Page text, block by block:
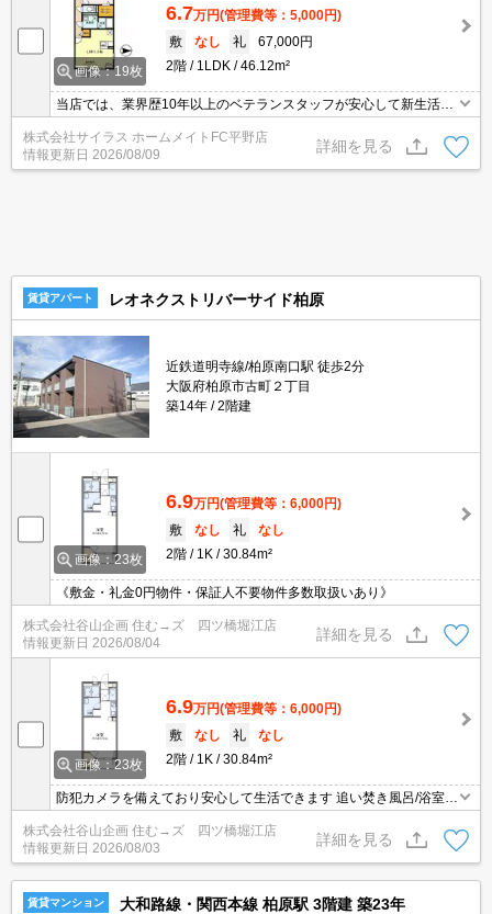
画像：19枚
6.7万円(管理費等：5,000円)
敷
なし 礼
67,000円
2階
1LDK 46.12m²
当店では、業界歴10年以上のベテランスタッフが安心して新生活を
送って頂けますよう精一杯のサポートを致します。当店は、初期費
用のクレジット決済が可能です。ご利用の際はスタッフまでお申し
付け下さいませ。お客様のご来店心よりお待ちしております。
株式会社サイラス ホームメイトFC平野店
情報更新日 2026/08/09
詳細を見る
賃貸アパート レオネクストリバーサイド柏原
近鉄道明寺線/柏原南口駅 徒歩2分
大阪府柏原市古町２丁目
築14年
2階建
画像：23枚
6.9万円(管理費等：6,000円)
敷
なし 礼
なし
2階
1K 30.84m²
《敷金・礼金0円物件・保証人不要物件多数取扱いあり》
株式会社谷山企画 住む→ズ 四ツ橋堀江店
情報更新日 2026/08/04
詳細を見る
画像：23枚
6.9万円(管理費等：6,000円)
敷
なし 礼
なし
2階
1K 30.84m²
防犯カメラを備えており安心して生活できます 追い焚き風呂/浴室乾
燥/バス・トイレ別で設備も充実の嬉しい物件となっています。お部
屋探しなら株式会社谷山企画にお任せください。素敵な1Kタイプの
過ごしやすい物件です。近鉄道明寺線 柏原南口駅/近鉄大阪線 安堂
駅と2駅アクセス可能な物件です。
株式会社谷山企画 住む→ズ 四ツ橋堀江店
情報更新日 2026/08/03
詳細を見る
賃貸マンション 大和路線・関西本線 柏原駅 3階建 築23年